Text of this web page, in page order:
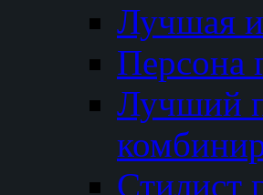
Лучшая
Персона
Лучший
Стилист